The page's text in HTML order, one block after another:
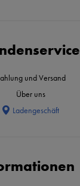
und Versand
Über uns
Ladengeschäft